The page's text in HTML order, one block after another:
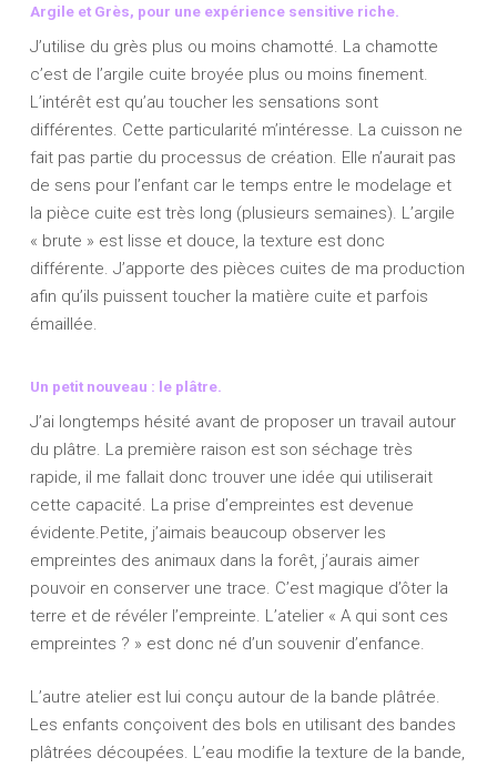
Argile et Grès, pour une expérience sensitive riche.
J’utilise du grès plus ou moins chamotté. La chamotte
c’est de l’argile cuite broyée plus ou moins finement.
L’intérêt est qu’au toucher les sensations sont
différentes. Cette particularité m’intéresse. La cuisson ne
fait pas partie du processus de création. Elle n’aurait pas
de sens pour l’enfant car le temps entre le modelage et
la pièce cuite est très long (plusieurs semaines). L’argile
« brute » est lisse et douce, la texture est donc
différente. J’apporte des pièces cuites de ma production
afin qu’ils puissent toucher la matière cuite et parfois
émaillée.
Un petit nouveau : le plâtre.
J’ai longtemps hésité avant de proposer un travail autour
du plâtre. La première raison est son séchage très
rapide, il me fallait donc trouver une idée qui utiliserait
cette capacité. La prise d’empreintes est devenue
évidente.Petite, j’aimais beaucoup observer les
empreintes des animaux dans la forêt, j’aurais aimer
pouvoir en conserver une trace. C’est magique d’ôter la
terre et de révéler l’empreinte. L’atelier « A qui sont ces
empreintes ? » est donc né d’un souvenir d’enfance.
L’autre atelier est lui conçu autour de la bande plâtrée.
Les enfants conçoivent des bols en utilisant des bandes
plâtrées découpées. L’eau modifie la texture de la bande,